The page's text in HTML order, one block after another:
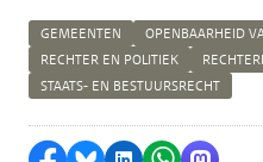
GEMEENTEN
OPENBAARHEID
RECHTER EN POLITIEK
STAATS- EN BESTUURSRECHT